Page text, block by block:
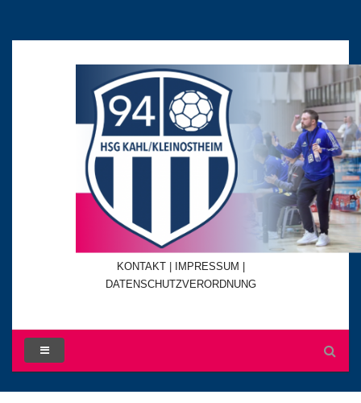
KONTAKT | IMPRESSUM |
DATENSCHUTZVERORDNUNG